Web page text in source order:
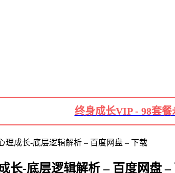
终身成长VIP - 98套
理成长-底层逻辑解析 – 百度网盘 – 下载
长-底层逻辑解析 – 百度网盘 –